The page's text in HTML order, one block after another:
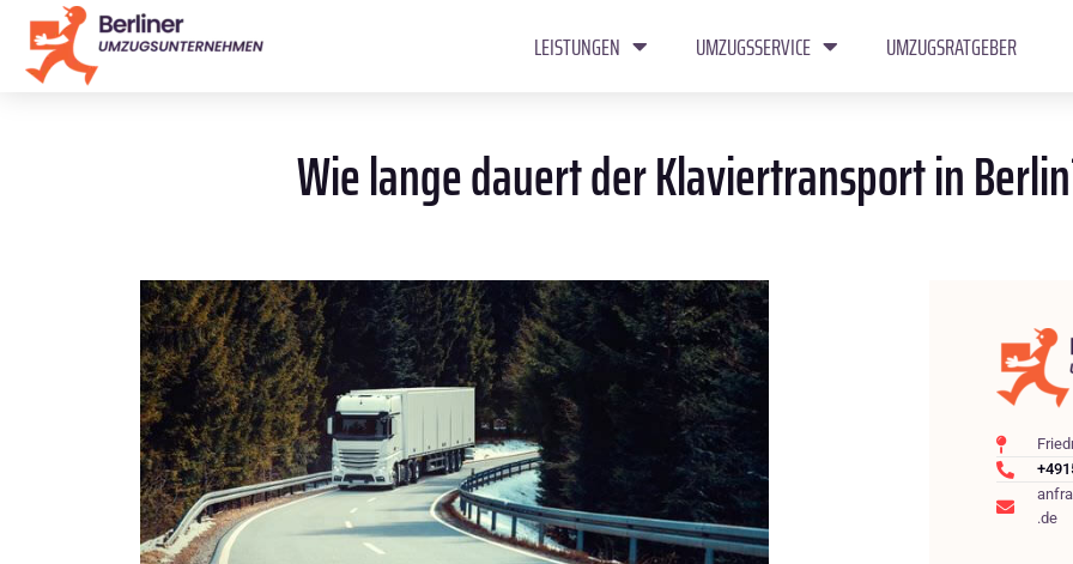
LEISTUNGEN UMZUGSSERVICE UMZUGSRATGEBER
Wie lange dauert der Klaviertransport in
.de